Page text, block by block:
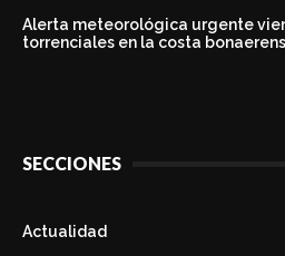
Alerta meteorológica urgente
torrenciales en la costa
SECCIONES
Actualidad